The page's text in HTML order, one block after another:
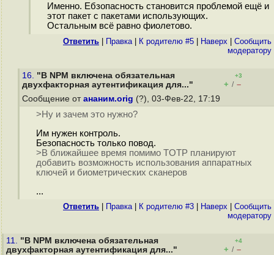
Именно. Ебзопасность становится проблемой ещё и
этот пакет с пакетами использующих.
Остальным всё равно фиолетово.
Ответить Правка| К родителю #5 Наверх
Cообщить
модератору
16. "В NPM включена обязательная
двухфакторная аутентификация для..."
+3
+ / –
Сообщение от ананим.orig (?), 03-Фев-22, 17:19
>Ну и зачем это нужно?
Им нужен контроль.
Безопасность только повод.
>В ближайшее время помимо TOTP планируют
добавить возможность использования аппаратных
ключей и биометрических сканеров
...
Ответить Правка| К родителю #3 Наверх
Cообщить
модератору
11. "В NPM включена обязательная
двухфакторная аутентификация для..."
+4
+ / –